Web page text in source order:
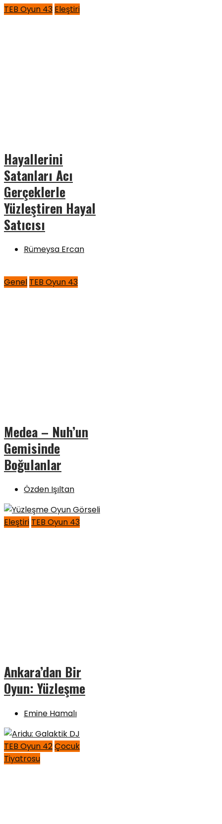
TEB Oyun 43 Eleştiri
Hayallerini
Satanları Acı
Gerçeklerle
Yüzleştiren Hayal
Satıcısı
Rümeysa Ercan
Genel TEB Oyun 43
Medea – Nuh’un
Gemisinde
Boğulanlar
Özden Işıltan
Eleştiri TEB Oyun 43
Ankara’dan Bir
Oyun: Yüzleşme
Emine Hamalı
TEB Oyun 42Çocuk
Tiyatrosu